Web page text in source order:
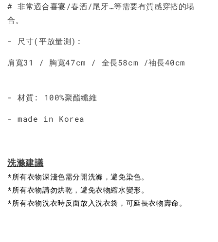
# 非常適合喜宴/春酒/尾牙…等需要有質感穿搭的場
合。
- 尺寸(平放量測):
肩寬31 / 胸寬47cm / 全長58cm /袖長40cm
- 材質: 100%聚酯纖維
- made in Korea
洗滌建議
*所有衣物深淺色需分開洗滌，避免染色。
*所有衣物請勿烘乾，避免衣物縮水變形。
*所有衣物洗衣時反面放入洗衣袋，可延長衣物壽命。